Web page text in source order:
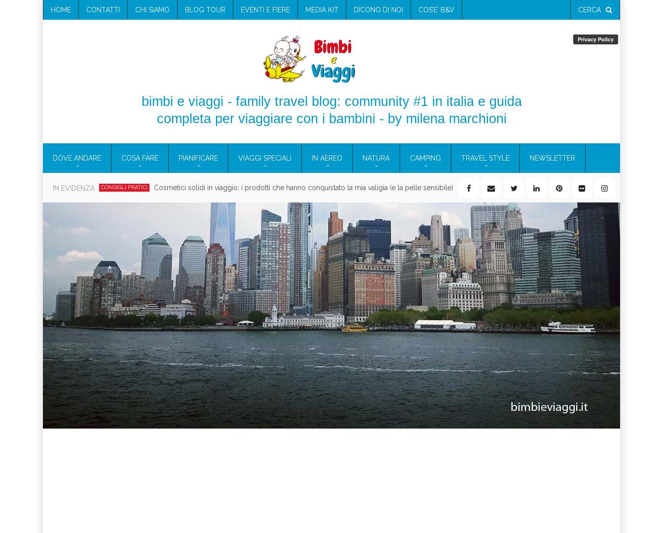
HOME CONTATTI CHI SIAMO BLOG TOUR EVENTI E FIERE MEDIA KIT DICONO DI NOI COS’E’ B&V CERCA
bimbi e viaggi - family travel blog: community #1 in italia e guida
completa per viaggiare con i bambini - by milena marchioni
DOVE ANDARE COSA FARE PIANIFICARE VIAGGI SPECIALI IN AEREO NATURA CAMPING TRAVEL STYLE NEWSLETTER
IN EVIDENZA CONSIGLI PRATICI Cosmetici solidi in viaggio: i prodotti che hanno conquistato la mia valigia (e la pelle sensibile)
Villaggio per famiglie in Cilento: il Blue Marine di Marina di Camerota
Vacanze in campeggio con i bambini: come trovare l’offerta migliore?
CONSIGLI PRATICI Assicurazione viaggio estate 2026: lo sconto Columbus supera il 21%